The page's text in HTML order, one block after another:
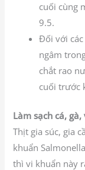
cuối cùng
9.5.
Đối với
ngâm
chắt rao
cuối trước
Làm sạch cá, gà,
Thịt gia súc, gia
khuẩn
thì vi khuẩn này